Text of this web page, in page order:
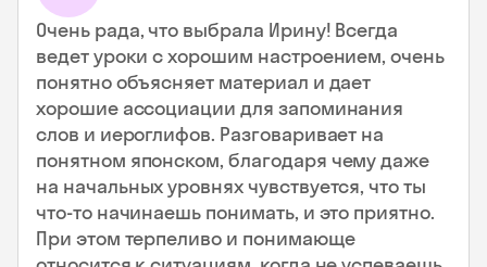
Очень рада, что выбрала Ирину! Всегда
ведет уроки с хорошим настроением, очень
понятно объясняет материал и дает
хорошие ассоциации для запоминания
слов и иероглифов. Разговаривает на
понятном японском, благодаря чему даже
на начальных уровнях чувствуется, что ты
что-то начинаешь понимать, и это приятно.
При этом терпеливо и понимающе